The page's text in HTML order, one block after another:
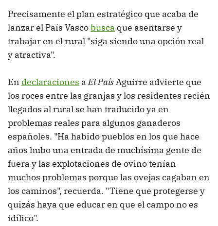
Precisamente el plan estratégico que acaba de
lanzar el País Vascobusca que asentarse y
trabajar en el rural "siga siendo una opción real
y atractiva".
En declaraciones aEl PaísAguirre advierte que
los roces entre las granjas y los residentes recién
llegados al rural se han traducido ya en
problemas reales para algunos ganaderos
españoles. "Ha habido pueblos en los que hace
años hubo una entrada de muchísima gente de
fuera y las explotaciones de ovino tenían
muchos problemas porque las ovejas cagaban en
los caminos", recuerda. "Tiene que protegerse y
quizás haya que educar en que el campo no es
idílico".